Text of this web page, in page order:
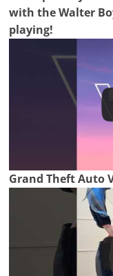
with the Walter
playing!
Grand Theft Auto